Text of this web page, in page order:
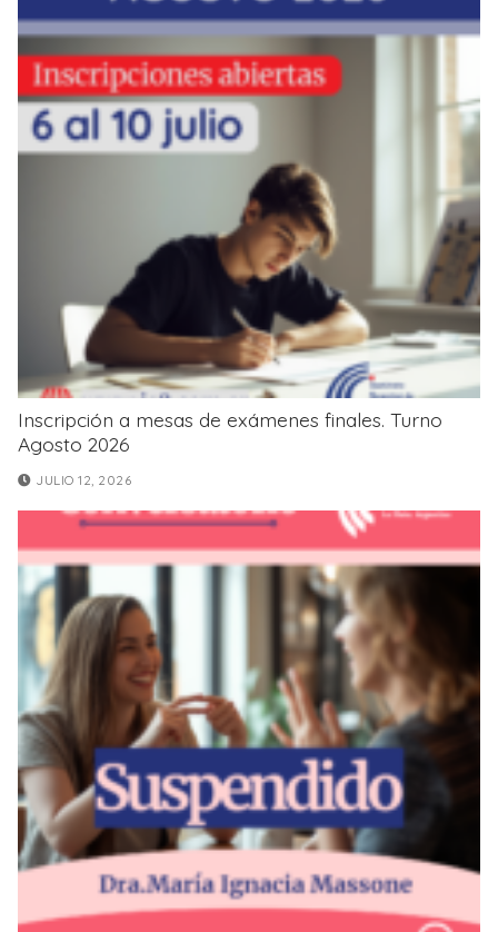
Inscripción a mesas de exámenes finales. Turno
Agosto 2026
JULIO 12, 2026